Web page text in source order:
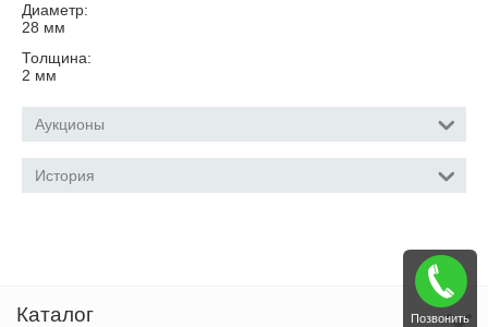
Диаметр:
28 мм
Толщина:
2 мм
Аукционы
История
Каталог Позвонить